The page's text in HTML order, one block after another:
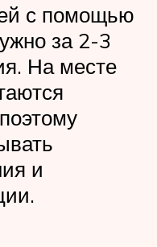
с помощью
за 2-3
На месте
и